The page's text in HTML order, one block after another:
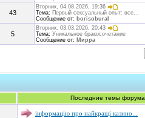
43
Вторник, 04.08.2026, 19:36
Тема: Первый сексуальный опыт: все...
Сообщение от: borisobural
5
Вторник, 03.03.2026, 20:43
Тема: Уникальное бракосочетание
Сообщение от: Мирра
Последние темы форума
інформацію про найкращі казино...